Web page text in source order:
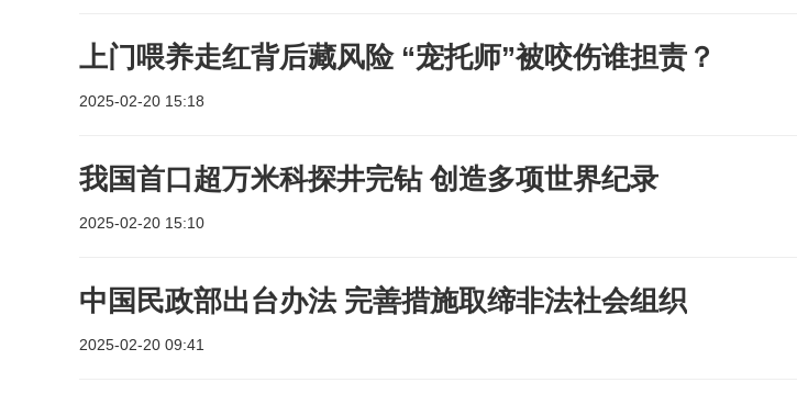
上门喂养走红背后藏风险 “宠托师”被咬伤谁担责？
2025-02-20 15:18
我国首口超万米科探井完钻 创造多项世界纪录
2025-02-20 15:10
中国民政部出台办法 完善措施取缔非法社会组织
2025-02-20 09:41